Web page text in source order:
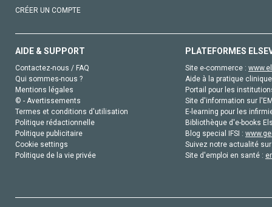
CRÉER UN COMPTE
AIDE & SUPPORT
Contactez-nous / FAQ
Qui sommes-nous ?
Mentions légales
© - Avertissements
Termes et conditions d'utilisation
Politique rédactionnelle
Politique publicitaire
Cookie settings
Politique de la vie privée
PLATEFORMES
Site e-commerce :
Aide à la pratique
Portail pour les
Site d'information sur
E-learning pour les
Bibliothèque d'e-books
Blog special IFSI :
Suivez notre actualité
Site d'emploi en santé :